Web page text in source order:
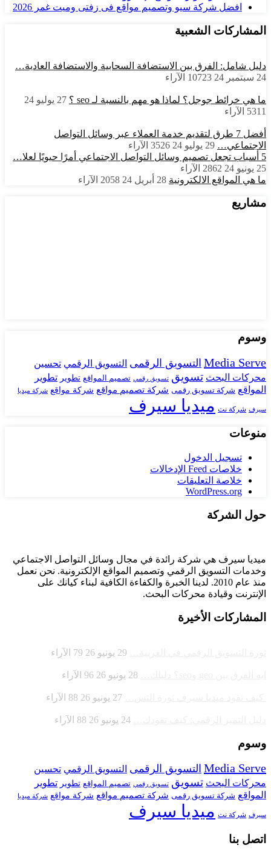
افضل شركة سيو وتصميم مواقع فى زفتى وميت غمر 2026
المشاركات الشعبية
دليل شامل: الفرق بين الاستضافة السحابية والاستضافة العادية…
24 سبتمبر 24
10723 الآراء
ما هي خرائط جوجل؟ لماذا هو مهم بالنسبة لـ seo ؟
27 يوليو 24
5311 الآراء
أفضل 7 طرق لتقديم خدمة العملاء عبر وسائل التواصل
الاجتماعي… 29 يوليو 24 3526 الآراء
5 أسباب تجعل تصميم وسائل التواصل الاجتماعي أمرًا حيويًا لعلا…
25 يونيو 24
2862 الآراء
ما هي المواقع الالكترونية 28 أبريل 24 2058 الآراء
مشاريع
وسوم
Media Serve التسويق الرقمى التسويق الرقمي تحسين
محركات البحث تسويق تسويق رقمي تصميم المواقع تطوير تطوير
المواقع شركة تسويق رقمى شركة تصميم مواقع شركة مواقع شركة ميديا
سيرف شركة نت ميديا سيرف
منوعات
تسجيل الدخول
خلاصات Feed الإدخالات
خلاصة التعليقات
WordPress.org
حول الشركة
ميديا ​​سيرف هي شركة رائدة في مجال وسائل التواصل الاجتماعي
وخدمات التسويق الرقمي وتصميم المواقع الإلكترونية. نحن نعمل
منذ عام 2010. لدينا الخبرة والكفاءة الكافية لبناء كيانك على
الإنترنت وقيادة محركات البحث.
المشاركات الأخيرة
29 يونيو 26 79 الآراء
28 يونيو 26 96 الآراء
27 يونيو 26 88 الآراء
24 يونيو 26 88 الآراء
وسوم
Media Serve التسويق الرقمى التسويق الرقمي تحسين
محركات البحث تسويق تسويق رقمي تصميم المواقع تطوير تطوير
المواقع شركة تسويق رقمى شركة تصميم مواقع شركة مواقع شركة ميديا
سيرف شركة نت ميديا سيرف
اتصل بنا